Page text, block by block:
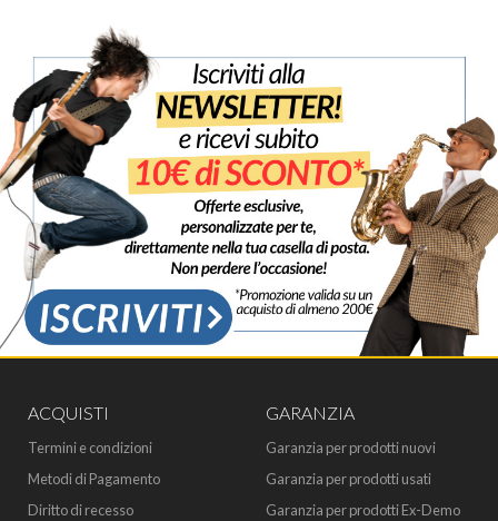
ACQUISTI
Termini e condizioni
Metodi di Pagamento
Diritto di recesso
GARANZIA
Garanzia per prodotti nuovi
Garanzia per prodotti usati
Garanzia per prodotti Ex-Demo